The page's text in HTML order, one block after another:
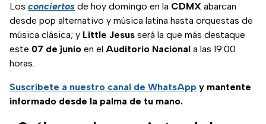
Los conciertos de hoy domingo en la CDMX abarcan
desde pop alternativo y música latina hasta orquestas de
música clásica; y Little Jesus será la que más destaque
este 07 de junio en el Auditorio Nacional a las 19:00
horas.
Suscríbete a nuestro canal de WhatsApp y mantente
informado desde la palma de tu mano.